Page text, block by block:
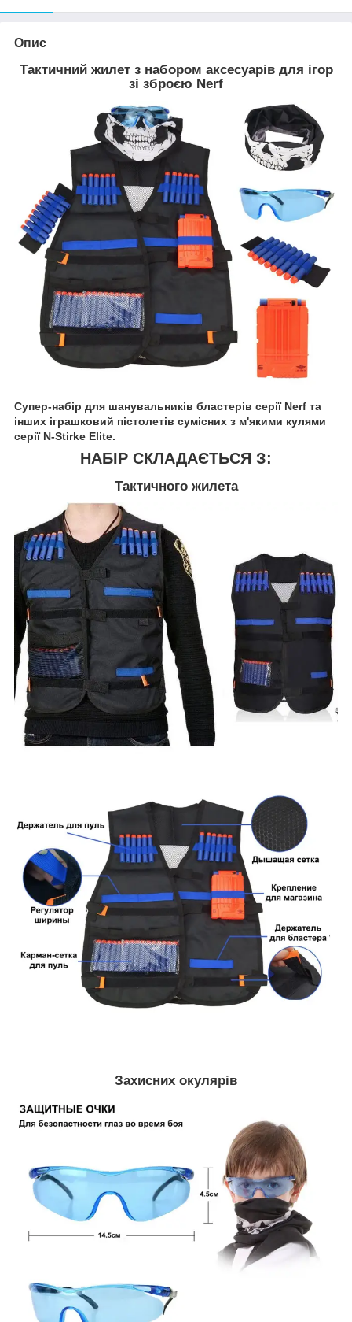
Опис
Тактичний жилет з набором аксесуарів для ігор
зі зброєю Nerf
Супер-набір для шанувальників бластерів серії Nerf та
інших іграшковий пістолетів сумісних з м'якими кулями
серії N-Stirke Elite.
НАБІР СКЛАДАЄТЬСЯ З:
Тактичного жилета
Захисних окулярів